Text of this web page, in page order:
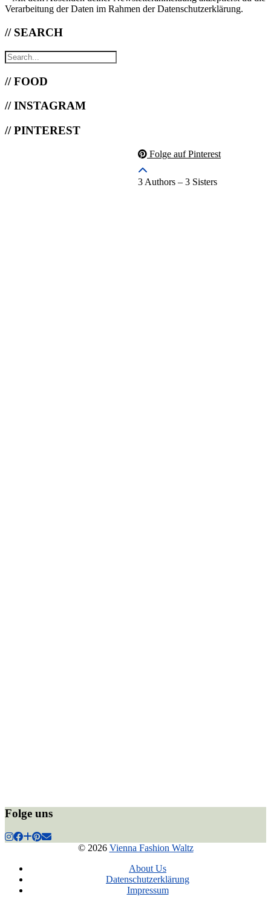
Verarbeitung der Daten im Rahmen der Datenschutzerklärung.
// SEARCH
// FOOD
// INSTAGRAM
// PINTEREST
Folge auf Pinterest
3 Authors – 3 Sisters
Folge uns
© 2026 Vienna Fashion Waltz
About Us
Datenschutzerklärung
Impressum